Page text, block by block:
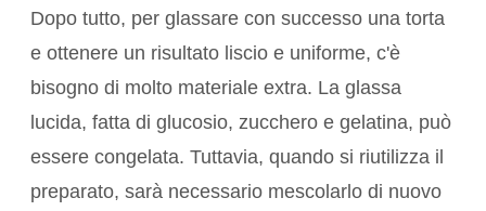
Dopo tutto, per glassare con successo una torta
e ottenere un risultato liscio e uniforme, c'è
bisogno di molto materiale extra. La glassa
lucida, fatta di glucosio, zucchero e gelatina, può
essere congelata. Tuttavia, quando si riutilizza il
preparato, sarà necessario mescolarlo di nuovo